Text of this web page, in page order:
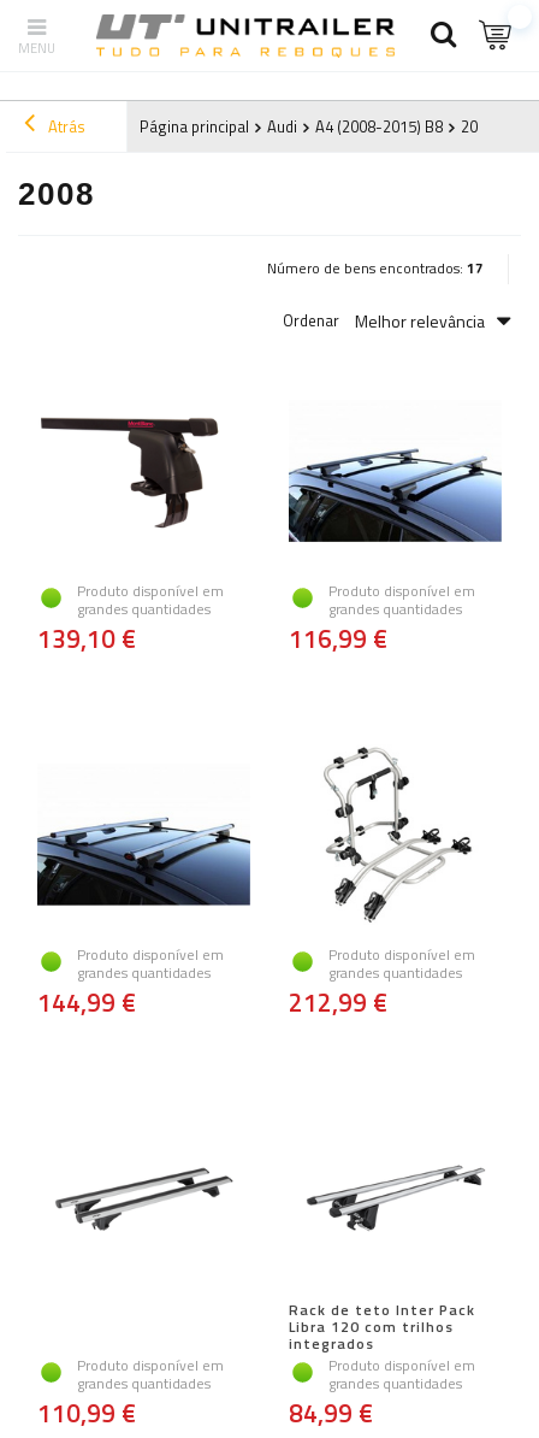
Atrás Página principal Audi A4 (2008-2015) B8 2008
2008
Número de bens encontrados: 17
Ordenar Melhor relevância
Produto disponível em
grandes quantidades
139,10 €
Produto disponível em
grandes quantidades
116,99 €
Produto disponível em
grandes quantidades
144,99 €
Produto disponível em
grandes quantidades
212,99 €
Produto disponível em
grandes quantidades
110,99 €
Rack de teto Inter Pack
Libra 120 com trilhos
integrados
Produto disponível em
grandes quantidades
84,99 €